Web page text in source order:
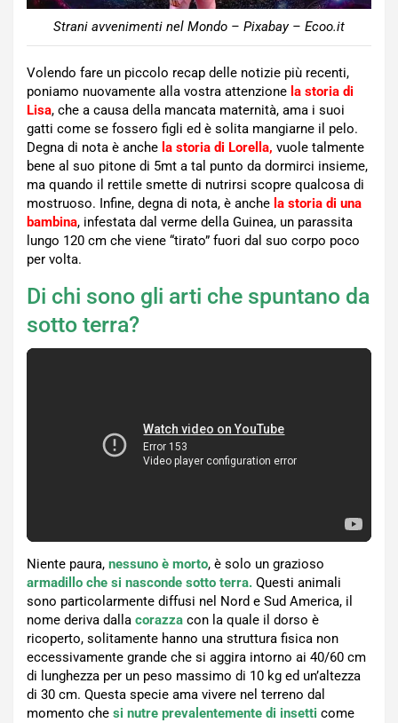
Strani avvenimenti nel Mondo – Pixabay – Ecoo.it
Volendo fare un piccolo recap delle notizie più recenti,
poniamo nuovamente alla vostra attenzione la storia di
Lisa, che a causa della mancata maternità, ama i suoi
gatti come se fossero figli ed è solita mangiarne il pelo.
Degna di nota è anche la storia di Lorella, vuole talmente
bene al suo pitone di 5mt a tal punto da dormirci insieme,
ma quando il rettile smette di nutrirsi scopre qualcosa di
mostruoso. Infine, degna di nota, è anche la storia di una
bambina, infestata dal verme della Guinea, un parassita
lungo 120 cm che viene “tirato” fuori dal suo corpo poco
per volta.
Di chi sono gli arti che spuntano da
sotto terra?
Niente paura, nessuno è morto, è solo un grazioso
armadillo che si nasconde sotto terra. Questi animali
sono particolarmente diffusi nel Nord e Sud America, il
nome deriva dalla corazza con la quale il dorso è
ricoperto, solitamente hanno una struttura fisica non
eccessivamente grande che si aggira intorno ai 40/60 cm
di lunghezza per un peso massimo di 10 kg ed un’altezza
di 30 cm. Questa specie ama vivere nel terreno dal
momento che si nutre prevalentemente di insetti come